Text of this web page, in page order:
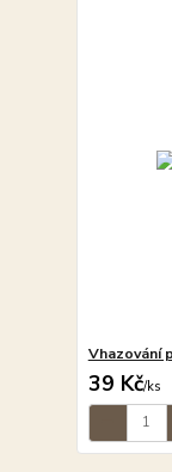
Vhazování
39 Kč/ks